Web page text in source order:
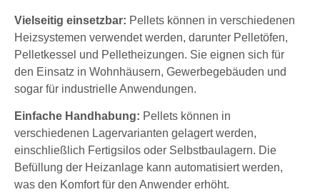
Vielseitig einsetzbar: Pellets können in verschiedenen
Heizsystemen verwendet werden, darunter Pelletöfen,
Pelletkessel und Pelletheizungen. Sie eignen sich für
den Einsatz in Wohnhäusern, Gewerbegebäuden und
sogar für industrielle Anwendungen.
Einfache Handhabung: Pellets können in
verschiedenen Lagervarianten gelagert werden,
einschließlich Fertigsilos oder Selbstbaulagern. Die
Befüllung der Heizanlage kann automatisiert werden,
was den Komfort für den Anwender erhöht.